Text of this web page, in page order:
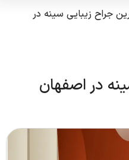
جراح زیبایی سینه در
در اصفهان